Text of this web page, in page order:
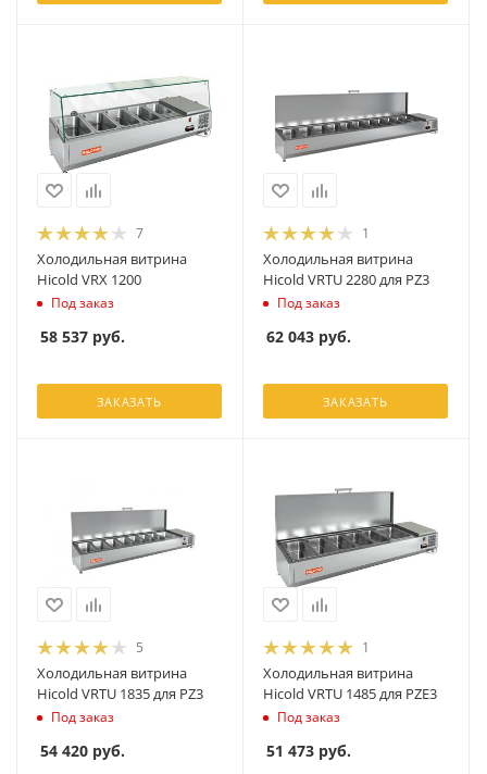
7
Холодильная витрина
Hicold VRX 1200
Под заказ
58 537 руб.
ЗАКАЗАТЬ
1
Холодильная витрина
Hicold VRTU 2280 для PZ3
Под заказ
62 043 руб.
ЗАКАЗАТЬ
5
Холодильная витрина
Hicold VRTU 1835 для PZ3
Под заказ
54 420 руб.
1
Холодильная витрина
Hicold VRTU 1485 для PZE3
Под заказ
51 473 руб.